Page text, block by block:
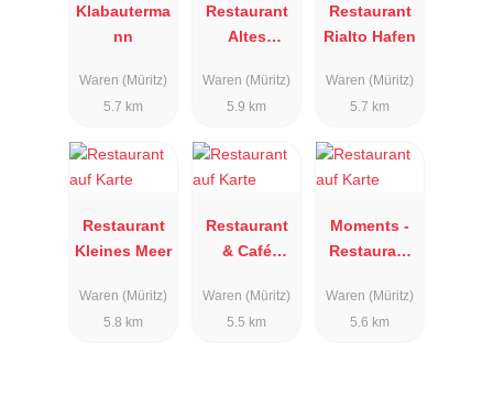
Klabauterma
nn
Waren (Müritz)
5.7 km
Restaurant
Altes
Waren (Müritz)
5.9 km
Restaurant
Rialto Hafen
Waren (Müritz)
5.7 km
Restaurant
Kleines Meer
Waren (Müritz)
5.8 km
Restaurant
& Café
n"
Waren (Müritz)
5.5 km
Moments -
Restaurant
Waren (Müritz)
5.6 km